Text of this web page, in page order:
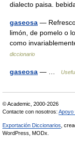
dialecto paisa.
gaseosa —
limón, de pomelo o
como
diccionario
gaseosa — …
© Academic, 2000-2026
Contacte con nosotros: Apoyo
Exportación Diccionarios ,
WordPress, MODx.